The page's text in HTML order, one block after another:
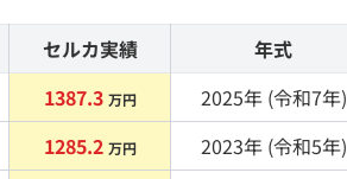
セルカ実績 年式
1387.3 万円 2025年 (令和7年)
1285.2 万円 2023年 (令和5年)